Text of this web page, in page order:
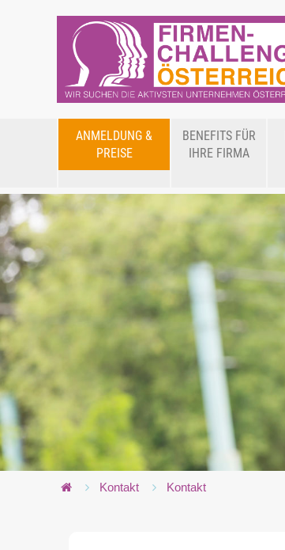
ANMELDUNG &
PREISE
BENEFITS FÜR
IHRE FIRMA
Kontakt Kontakt